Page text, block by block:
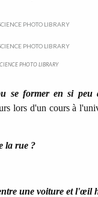
PHOTO LIBRARY
se former en si peu
lors d'un cours à
la rue ?
une voiture et l'œil